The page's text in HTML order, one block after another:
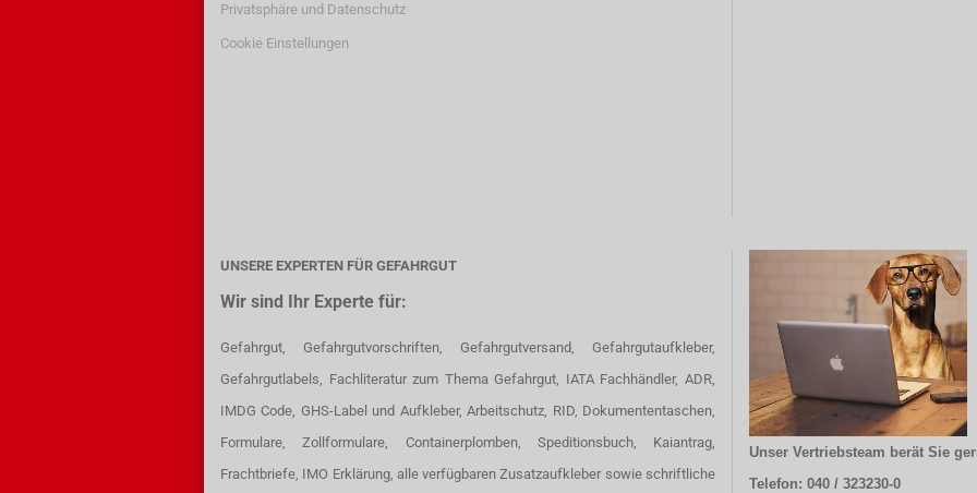
Privatsphäre und Datenschutz
Cookie Einstellungen
UNSERE EXPERTEN FÜR GEFAHRGUT
Wir sind Ihr Experte für:
Gefahrgut, Gefahrgutvorschriften, Gefahrgutversand, Gefahrgutaufkleber,
Gefahrgutlabels, Fachliteratur zum Thema Gefahrgut, IATA Fachhändler, ADR,
IMDG Code, GHS-Label und Aufkleber, Arbeitschutz, RID, Dokumententaschen,
Formulare, Zollformulare, Containerplomben, Speditionsbuch, Kaiantrag,
Frachtbriefe, IMO Erklärung, alle verfügbaren Zusatzaufkleber sowie schriftliche
Unser Vertriebsteam berät Sie
Telefon: 040 / 323230-0